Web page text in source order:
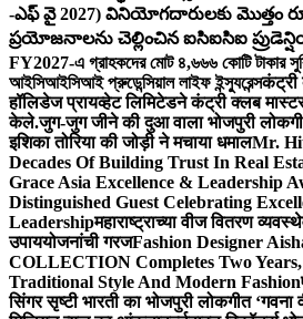
-ఎఫ్ వై 2027) వినియోగదారులకు మొత్తం
ప్రయోజనాలను చెల్లించిన ఐసిఐసిఐ
FY2027-এ গ্রাহকদের মোট ৪,৬৬৬ কোটি টাকার
আইসিআইসিআই প্রুডেন্সিয়াল লাইফ ইন্স্যুরেন্সकंट्री
हॉलिडेज प्रायव्हेट लिमिटेडने कंट्री क्लब
केले.जुग-जुग जीने की दुआ वाला भोजपुरी
इशिका तोरिया की जोड़ी ने मचाया धमालMr.
Decades Of Building Trust In Real
Grace Asia Excellence & Leadership
Distinguished Guest Celebrating
Leadershipमहाराष्ट्राच्या वीज वितरण
उपाययोजनांची गरजFashion Designer
COLLECTION Completes Two
Traditional Style And Modern Fashion
सिंगर सृष्टी भारती का भोजपुरी लोकगीत